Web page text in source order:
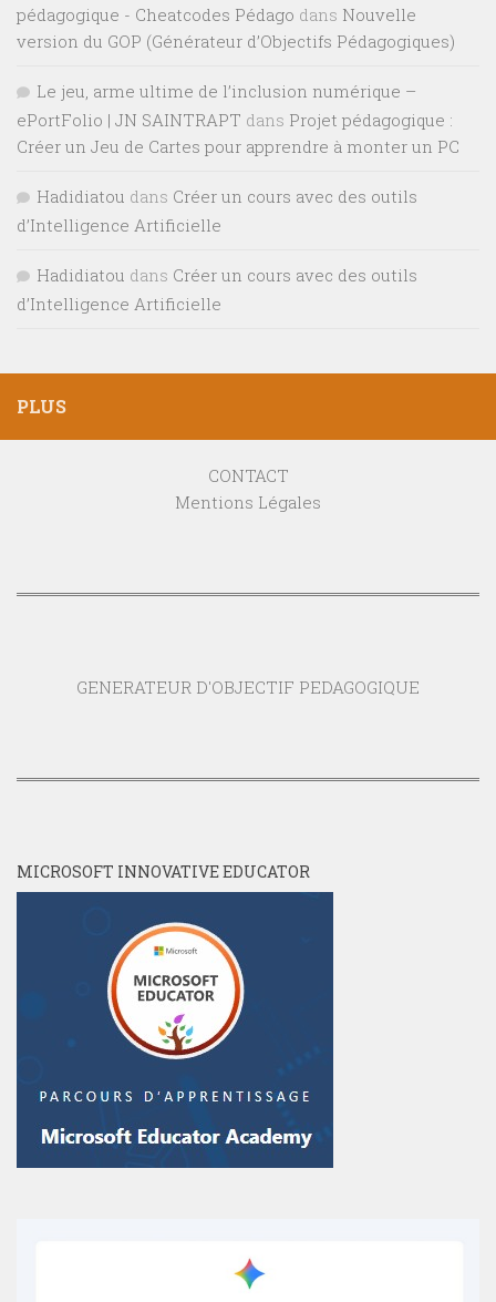
pédagogique - Cheatcodes Pédago dans Nouvelle
version du GOP (Générateur d’Objectifs Pédagogiques)
Le jeu, arme ultime de l’inclusion numérique –
ePortFolio | JN SAINTRAPT dans Projet pédagogique :
Créer un Jeu de Cartes pour apprendre à monter un PC
Hadidiatou dans Créer un cours avec des outils
d’Intelligence Artificielle
Hadidiatou dans Créer un cours avec des outils
d’Intelligence Artificielle
PLUS
CONTACT
Mentions Légales
GENERATEUR D'OBJECTIF PEDAGOGIQUE
MICROSOFT INNOVATIVE EDUCATOR